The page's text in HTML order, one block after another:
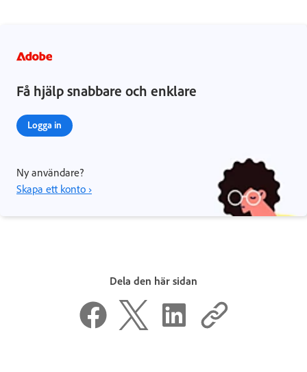
Få hjälp snabbare och enklare
Logga in
Ny användare?
Skapa ett konto ›
Dela den här sidan